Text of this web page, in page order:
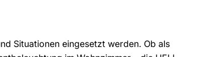
Situationen eingesetzt werden. Ob als